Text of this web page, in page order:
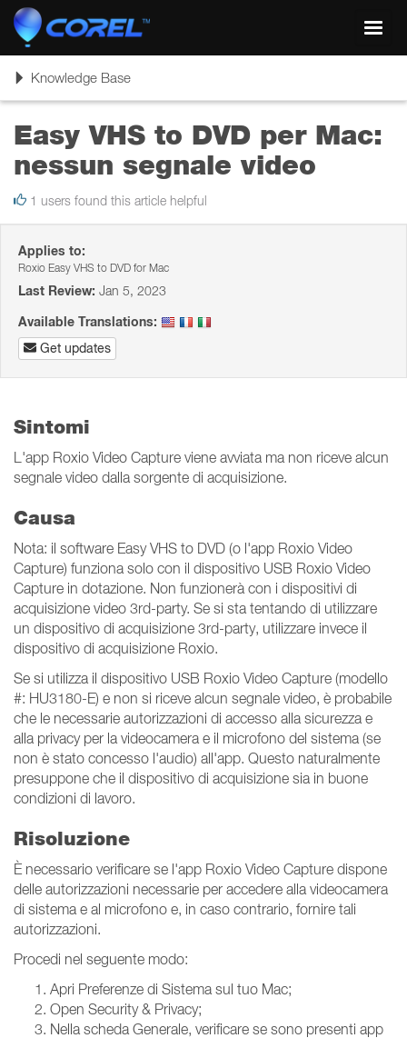
ToggleKnowledge Base
Easy VHS to DVD per Mac:
nessun segnale video
1 users found this article helpful
Applies to:
Roxio Easy VHS to DVD for Mac
Last Review: Jan 5, 2023
Available Translations:
Get updates
Sintomi
L'app Roxio Video Capture viene avviata ma non riceve alcun
segnale video dalla sorgente di acquisizione.
Causa
Nota: il software Easy VHS to DVD (o l'app Roxio Video
Capture) funziona solo con il dispositivo USB Roxio Video
Capture in dotazione. Non funzionerà con i dispositivi di
acquisizione video 3rd-party. Se si sta tentando di utilizzare
un dispositivo di acquisizione 3rd-party, utilizzare invece il
dispositivo di acquisizione Roxio.
Se si utilizza il dispositivo USB Roxio Video Capture (modello
#: HU3180-E) e non si riceve alcun segnale video, è probabile
che le necessarie autorizzazioni di accesso alla sicurezza e
alla privacy per la videocamera e il microfono del sistema (se
non è stato concesso l'audio) all'app. Questo naturalmente
presuppone che il dispositivo di acquisizione sia in buone
condizioni di lavoro.
Risoluzione
È necessario verificare se l'app Roxio Video Capture dispone
delle autorizzazioni necessarie per accedere alla videocamera
di sistema e al microfono e, in caso contrario, fornire tali
autorizzazioni.
Procedi nel seguente modo:
Apri Preferenze di Sistema sul tuo Mac;
Open Security & Privacy;
Nella scheda Generale, verificare se sono presenti app